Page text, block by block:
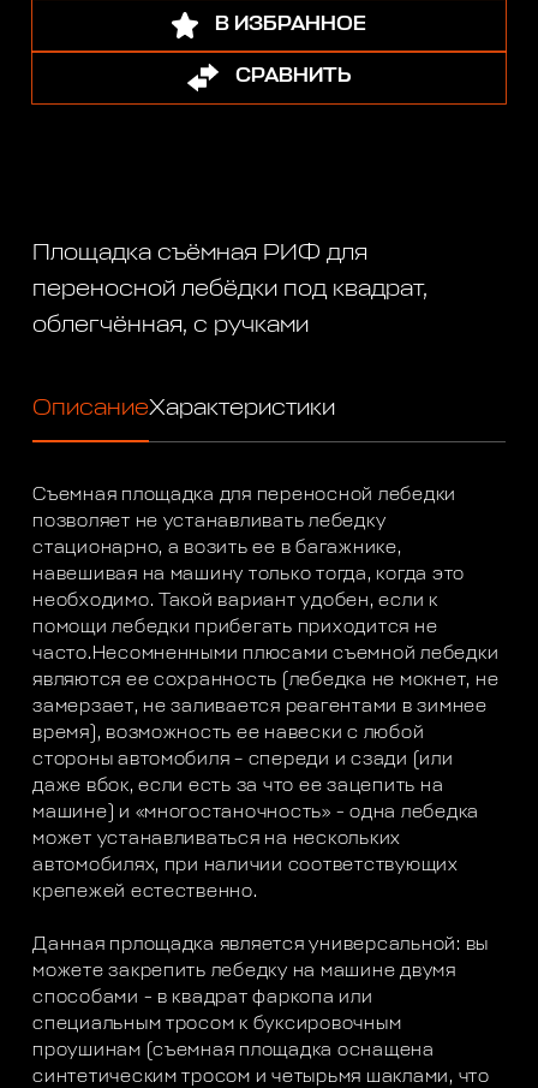
В ИЗБРАННОЕ
СРАВНИТЬ
Площадка съёмная РИФ для
переносной лебёдки под квадрат,
облегчённая, с ручками
ОписаниеХарактеристики
Съемная площадка для переносной лебедки
позволяет не устанавливать лебедку
стационарно, а возить ее в багажнике,
навешивая на машину только тогда, когда это
необходимо. Такой вариант удобен, если к
помощи лебедки прибегать приходится не
часто.Несомненными плюсами съемной лебедки
являются ее сохранность (лебедка не мокнет, не
замерзает, не заливается реагентами в зимнее
время), возможность ее навески с любой
стороны автомобиля – спереди и сзади (или
даже вбок, если есть за что ее зацепить на
машине) и «многостаночность» - одна лебедка
может устанавливаться на нескольких
автомобилях, при наличии соответствующих
крепежей естественно.
Данная прлощадка является универсальной: вы
можете закрепить лебедку на машине двумя
способами - в квадрат фаркопа или
специальным тросом к буксировочным
проушинам (съемная площадка оснащена
синтетическим тросом и четырьмя шаклами, что